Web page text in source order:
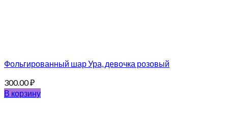
Фольгированный шар Ура, девочка розовый
300.00₽
В корзину